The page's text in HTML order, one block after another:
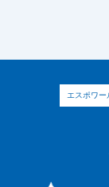
エスポワー